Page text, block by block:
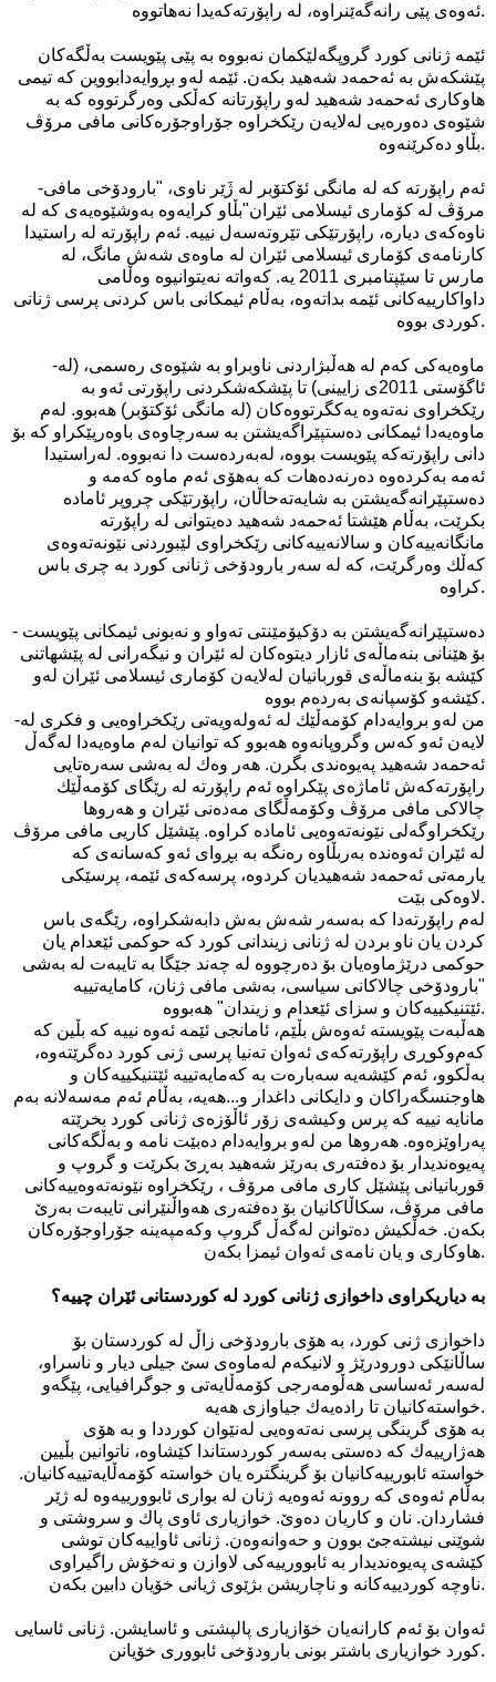
ئه‌وه‌ی پێی رانه‌گه‌ێنراوه‌، له‌ راپۆرته‌كه‌یدا نه‌هاتووه‌.
ئێمه‌ ژنانی‌ كورد گروپگه‌لێكمان نه‌بووه‌ به‌ پێی پێویست به‌ڵگه‌كان
پێشكه‌ش به‌ ئه‌حمه‌د شه‌هید بكه‌ن. ئێمه‌ له‌و بڕوایه‌دابووین كه‌ تیمی‌
هاوكاری‌ ئه‌حمه‌د شه‌هید له‌و راپۆرتانه‌ كه‌ڵكی وه‌رگرتووه‌ كه‌ به‌
شێوه‌ی ده‌وره‌یی له‌لایه‌ن رێكخراوه‌ جۆراوجۆره‌كانی مافی مرۆڤ
بڵاو ده‌كرێنه‌وه‌.
-ئه‌م راپۆرته‌ كه‌ له‌ مانگی‌ ئۆكتۆبر له‌ ژَێر ناوی‌، "بارودۆخی‌ مافی
مرۆڤ له‌ كۆماری‌ ئیسلامی‌ ئێران"بڵاو كرایه‌وه‌ به‌وشێوه‌یه‌ی‌ كه‌ له‌
ناوه‌كه‌ی‌ دیاره‌، راپۆرتێكی‌ تێروته‌سه‌ل نییه‌. ئه‌م راپۆرته‌ له‌ راستیدا
كارنامه‌ی كۆماری‌ ئیسلامی‌ ئێران له‌ ماوه‌ی‌ شه‌ش مانگ، له‌
مارس تا سێپتامبری‌ 2011 یه‌. كه‌واته‌ نه‌یتوانیوه‌ وه‌ڵامی
داواكارییه‌كانی ئێمه‌ بداته‌وه‌، به‌ڵام ئیمكانی باس كردنی پرسی ژنانی
كوردی بووه‌.
-ماوه‌یه‌كی‌ كه‌م له‌ هه‌ڵبژاردنی‌ ناوبراو به‌ شێوه‌ی‌ ره‌سمی‌، (له‌
ئاگۆستی‌ 2011ی‌ زایینی‌) تا پێشكه‌شكردنی راپۆرتی‌ ئه‌و به‌
رێكخراوی نه‌ته‌وه‌ یه‌كگرتووه‌كان (له‌ مانگی ئۆكتۆبر) هه‌بوو. له‌م
ماوه‌یه‌دا ئیمكانی‌ ده‌ستپێراگه‌یشتن به‌ سه‌رچاوه‌ی‌ باوه‌رپێكراو كه‌ بۆ
دانی‌ راپۆرته‌كه‌ پێویست بووه‌، له‌به‌رده‌ست دا نه‌بووه‌. له‌راستیدا
ئه‌مه‌ به‌كرده‌وه‌ ده‌رنه‌ده‌هات كه‌ به‌هۆی‌ ئه‌م ماوه‌ كه‌مه‌ و
ده‌ستپێرانه‌گه‌یشتن به‌ شایه‌ته‌حاڵان، راپۆرتێكی چروپر ئاماده‌
بكرێت، به‌ڵام هێشتا ئه‌حمه‌د شه‌هید ده‌یتوانی له‌ راپۆرته‌
مانگانه‌ییه‌كان و سالانه‌ییه‌كانی‌ رێكخراوی‌ لێبوردنی‌ نێونه‌ته‌وه‌ی
كه‌ڵك وه‌رگرێت، كه‌ له‌ سه‌ر بارودۆخی‌ ژنانی‌ كورد به‌ چری باس
كراوه‌.
- ده‌ستپێرانه‌گه‌یشتن به‌ دۆكیۆمێنتی ته‌واو و نه‌بونی‌ ئیمكانی‌ پێویست
بۆ هێنانی‌ بنه‌ماڵه‌ی ئازار دیتوه‌كان له‌ ئێران و نیگه‌رانی‌ له‌ پێشهاتنی‌
كێشه‌ بۆ بنه‌ماڵه‌ی‌ قوربانیان له‌لایه‌ن كۆماری‌ ئیسلامی‌ ئێران له‌و
كێشه‌و كۆسپانه‌ی‌ به‌رده‌م بووه‌.
-من له‌و بروایه‌دام كۆمه‌ڵێك له‌ ئه‌وله‌ویه‌تی‌ رێكخراوه‌یی و فكری‌ له‌
لایه‌ن ئه‌و كه‌س وگروپانه‌وه‌ هه‌بوو كه‌ توانیان له‌م ماوه‌یه‌دا له‌گه‌ڵ
ئه‌حمه‌د شه‌هید په‌یوه‌ندی بگرن. هه‌ر وه‌ك له‌ به‌شی سه‌ره‌تایی
راپۆرته‌كه‌ش ئاماژه‌ی‌ پێكراوه‌ ئه‌م راپۆرته‌ له‌ رێگای‌ كۆمه‌ڵێك
چالاكی‌ مافی مرۆڤ وكۆمه‌ڵگای‌ مه‌ده‌نی‌ ئێران و هه‌روها
رێكخراوگه‌لی‌ نێونه‌ته‌وه‌یی ئاماده‌ كراوه‌. پێشێل كاریی‌ مافی مرۆڤ
له‌ ئێران ئه‌وه‌نده‌ به‌ربڵاوه‌ ره‌نگه‌ به‌ بڕوای ئه‌و كه‌سانه‌ی كه‌
یارمه‌تی ئه‌حمه‌د شه‌هیدیان كردوه‌، پرسه‌كه‌ی ئێمه‌، پرسێكی
لاوه‌كی بێت.
له‌م راپۆرته‌دا كه‌ به‌سه‌ر شه‌ش به‌ش دابه‌شكراوه‌، رێگه‌ی باس
كردن یان ناو بردن له‌ ژنانی‌ زیندانی‌ كورد كه‌ حوكمی‌ ئێعدام یان
حوكمی‌ درێژماوه‌یان بۆ ده‌رچووه‌ له‌ چه‌ند جێگا به‌ تایبه‌ت له‌ به‌شی
"بارودۆخی چالاكانی‌ سیاسی، به‌شی مافی ژنان، كامایه‌تییه‌
ئێتنیكییه‌كان و سزای‌ ئێعدام و زیندان" هه‌بووه‌.
هه‌ڵبه‌ت پێویسته‌ ئه‌وه‌ش بڵێم، ئامانجی‌ ئێمه‌ ئه‌وه‌ نییه‌ كه‌ بڵین كه‌
كه‌م‌وكوڕی راپۆرته‌كه‌ی ئه‌وان ته‌نیا پرسی ژنی كورد ده‌گرێته‌وه‌،
به‌ڵكوو، ئه‌م كێشه‌یه‌ سه‌باره‌ت به‌ كه‌مایه‌تییه‌ ئێتنیكییه‌كان و
هاوجنسگه‌راكان و دایكانی‌ داغدار و...هه‌یه‌، به‌ڵام ئه‌م مه‌سه‌لانه‌ به‌م
مانایه‌ نییه‌ كه‌ پرس وكیشه‌ی زۆر ئاڵۆزه‌ی ژنانی‌ كورد بخرێته‌
په‌راوێزه‌وه‌. هه‌روها من له‌و بروایه‌دام ده‌بێت نامه‌ و به‌ڵگه‌كانی
په‌یوه‌ندیدار بۆ ده‌فته‌ری‌ به‌رێز شه‌هید به‌ڕێ بكرێت و گروپ و
قوربانیانی‌ پێشێل كاری‌ مافی مرۆڤ ، رێكخراوه‌ نێونه‌ته‌وه‌ییه‌كانی‌
مافی مرۆڤ، سكاڵاكانیان بۆ ده‌فته‌ری هه‌واڵنێرانی‌ تایبه‌ت به‌رێ
بكه‌ن. خه‌ڵكیش ده‌توانن له‌گه‌ڵ گروپ وكه‌مپه‌ینه‌ جۆراوجۆره‌كان
هاوكاری‌ و یان نامه‌ی‌ ئه‌وان ئیمزا بكه‌ن.
به‌ دیاریكراوی داخوازی‌ ژنانی‌ كورد له‌ كوردستانی‌ ئێران چییه‌؟
داخوازی ژنی كورد، به‌ هۆی بارودۆخی زاڵ‌ له‌ كوردستان بۆ
ساڵانێكی دورودرێژ و لانیكه‌م له‌ماوه‌ی سێ‌ جیلی دیار و ناسراو،
له‌سه‌ر ئه‌ساسی هه‌ڵومه‌رجی كۆمه‌ڵایه‌تی و جوگرافیایی، پێگه‌و
خواسته‌كانیان تا راده‌یه‌ك جیاوازی هه‌یه‌.
به‌ هۆی‌ گرینگی پرسی نه‌ته‌وه‌یی‌ له‌نێوان كورددا و به‌ هۆی‌
هه‌ژارییه‌ك كه‌ ده‌ستی به‌سه‌ر كوردستاندا كێشاوه‌، ناتوانین بڵیین
خواسته‌ ئابورییه‌كانیان بۆ گرینگتره‌ یان خواسته‌ كۆمه‌ڵایه‌تییه‌كانیان.
به‌ڵام ئه‌وه‌ی كه‌ روونه‌ ئه‌وه‌یه‌ ژنان له‌ بواری ئابوورییه‌وه‌ له‌ ژێر
فشاردان. نان و كاریان ده‌وێ‌. خوازیاری ئاوی‌ پاك و سروشتی‌ و
شوێنی نیشته‌جێ بوون و حه‌وانه‌وه‌ن. ژنانی‌ ئاواییه‌كان توشی
كێشه‌ی په‌یوه‌ندیدار به‌ ئابوورییه‌كی لاوازن و نه‌خۆش راگیراوی
ناوچه‌ كوردییه‌كانه‌ و ناچاریشن بژێوی ژیانی خۆیان دابین بكه‌ن.
ئه‌وان بۆ ئه‌م كارانه‌یان خۆازیاری پالپشتی‌ و ئاسایشن. ژنانی‌ ئاسایی
كورد خوازیاری‌ باشتر بونی‌ بارودۆخی‌ ئابووری خۆیانن.